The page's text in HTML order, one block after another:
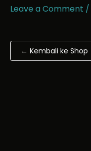
Leave a Comment /
← Kembali ke Shop